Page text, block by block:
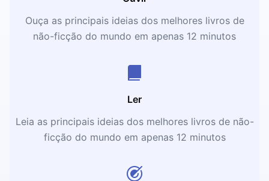
Ouça as principais ideias dos melhores livros de
não-ficção do mundo em apenas 12 minutos
Ler
Leia as principais ideias dos melhores livros de não-
ficção do mundo em apenas 12 minutos